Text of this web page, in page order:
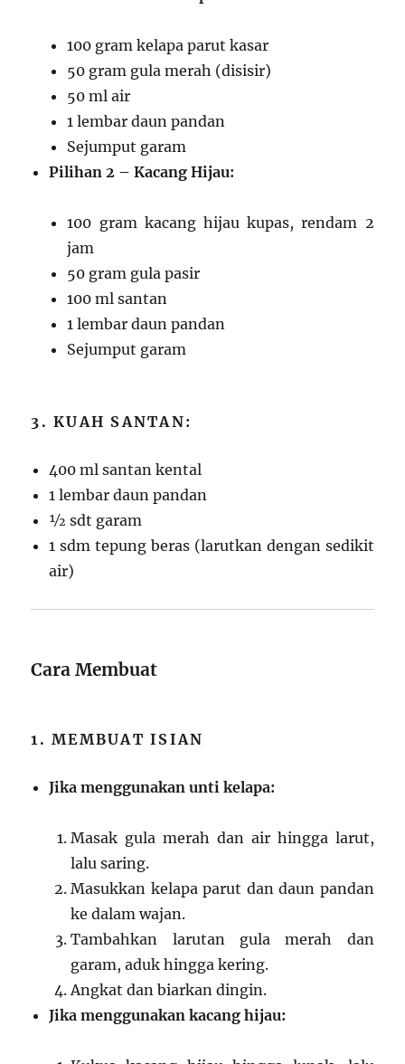
100 gram kelapa parut kasar
50 gram gula merah (disisir)
50 ml air
1 lembar daun pandan
Sejumput garam
Pilihan 2 – Kacang Hijau:
100 gram kacang hijau kupas, rendam 2
jam
50 gram gula pasir
100 ml santan
1 lembar daun pandan
Sejumput garam
3. KUAH SANTAN:
400 ml santan kental
1 lembar daun pandan
½ sdt garam
1 sdm tepung beras (larutkan dengan sedikit
air)
Cara Membuat
1. MEMBUAT ISIAN
Jika menggunakan unti kelapa:
Masak gula merah dan air hingga larut,
lalu saring.
Masukkan kelapa parut dan daun pandan
ke dalam wajan.
Tambahkan larutan gula merah dan
garam, aduk hingga kering.
Angkat dan biarkan dingin.
Jika menggunakan kacang hijau: